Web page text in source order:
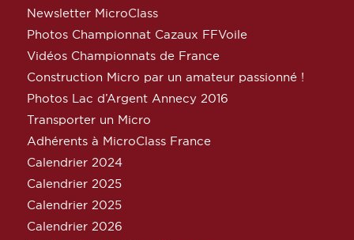
Newsletter MicroClass
Photos Championnat Cazaux FFVoile
Vidéos Championnats de France
Construction Micro par un amateur passionné !
Photos Lac d’Argent Annecy 2016
Transporter un Micro
Adhérents à MicroClass France
Calendrier 2024
Calendrier 2025
Calendrier 2025
Calendrier 2026